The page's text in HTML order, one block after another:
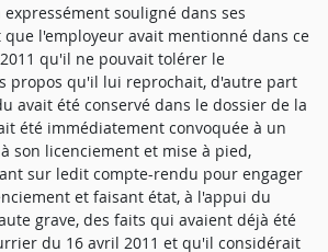
souligné dans ses
l'employeur avait mentionné dans ce
qu'il ne pouvait tolérer le
propos qu'il lui reprochait, d'autre part
avait été conservé dans le dossier de la
été immédiatement convoquée à un
son licenciement et mise à pied,
sur ledit compte-rendu pour engager
et faisant état, à l'appui du
grave, des faits qui avaient déjà été
du 16 avril 2011 et qu'il considérait